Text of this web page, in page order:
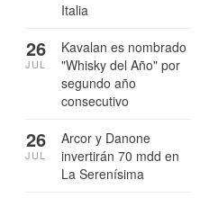
Italia
Kavalan es nombrado
"Whisky del Año" por
segundo año
consecutivo
26
JUL
Arcor y Danone
invertirán 70 mdd en
La Serenísima
26
JUL